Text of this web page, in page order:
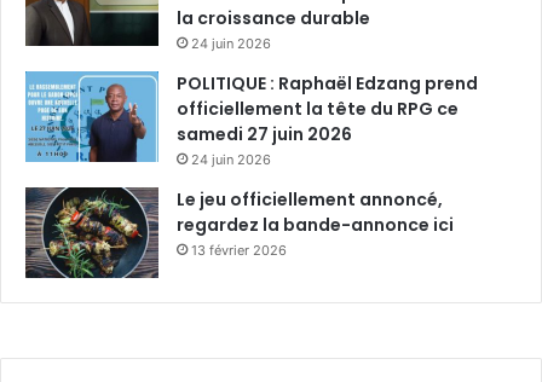
la croissance durable
24 juin 2026
POLITIQUE : Raphaël Edzang prend
officiellement la tête du RPG ce
samedi 27 juin 2026
24 juin 2026
Le jeu officiellement annoncé,
regardez la bande-annonce ici
13 février 2026